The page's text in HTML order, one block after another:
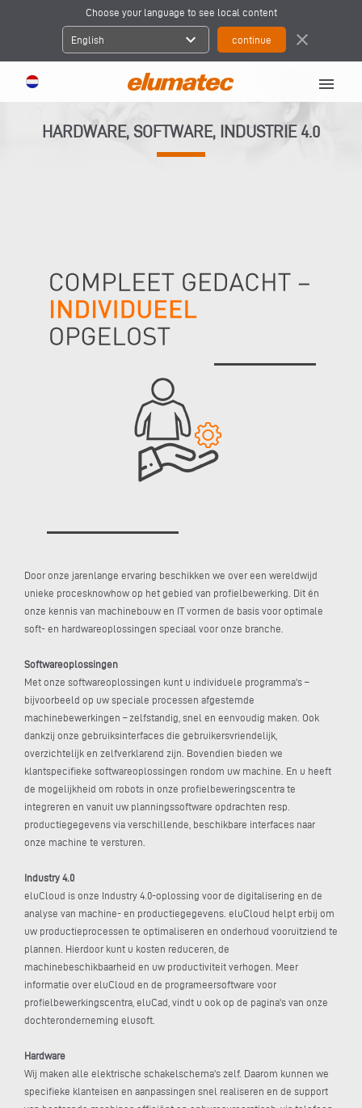
Choose your language to see local content
English expand_more close
menu
HARDWARE, SOFTWARE, INDUSTRIE 4.0
Door onze jarenlange ervaring beschikken we over een wereldwijd
unieke procesknowhow op het gebied van profielbewerking. Dit én
onze kennis van machinebouw en IT vormen de basis voor optimale
soft- en hardwareoplossingen speciaal voor onze branche.
Softwareoplossingen
Met onze softwareoplossingen kunt u individuele programma's –
bijvoorbeeld op uw speciale processen afgestemde
machinebewerkingen – zelfstandig, snel en eenvoudig maken. Ook
dankzij onze gebruiksinterfaces die gebruikersvriendelijk,
overzichtelijk en zelfverklarend zijn. Bovendien bieden we
klantspecifieke softwareoplossingen rondom uw machine. En u heeft
de mogelijkheid om robots in onze profielbeweringscentra te
integreren en vanuit uw planningssoftware opdrachten resp.
productiegegevens via verschillende, beschikbare interfaces naar
onze machine te versturen.
Industry 4.0
eluCloud is onze Industry 4.0-oplossing voor de digitalisering en de
analyse van machine- en productiegegevens. eluCloud helpt erbij om
uw productieprocessen te optimaliseren en onderhoud vooruitziend te
plannen. Hierdoor kunt u kosten reduceren, de
machinebeschikbaarheid en uw productiviteit verhogen. Meer
informatie over eluCloud en de programeersoftware voor
profielbewerkingscentra, eluCad, vindt u ook op de pagina's van onze
dochteronderneming elusoft.
Hardware
Wij maken alle elektrische schakelschema's zelf. Daarom kunnen we
specifieke klanteisen en aanpassingen snel realiseren en de support